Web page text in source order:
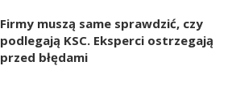
Firmy muszą same sprawdzić, czy
podlegają KSC. Eksperci ostrzegają
przed błędami